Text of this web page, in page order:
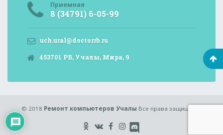
Приемная
8 (34791) 6-05-99
uch.ural@doctorrb.ru
453701 РБ, Учалы, Мира, 9
© 2018 Ремонт компьютеров Учалы Все права защищены.